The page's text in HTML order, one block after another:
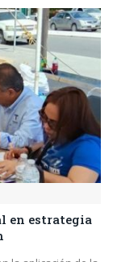
en estrategia